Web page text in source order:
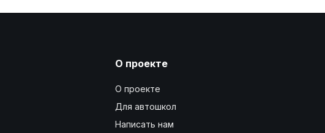
О проекте
О проекте
Для автошкол
Написать нам